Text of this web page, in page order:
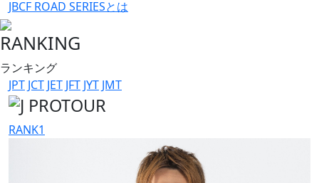
JBCF ROAD SERIESとは
RANKING
ランキング
JPT JCT JET JFT JYT JMT
RANK1